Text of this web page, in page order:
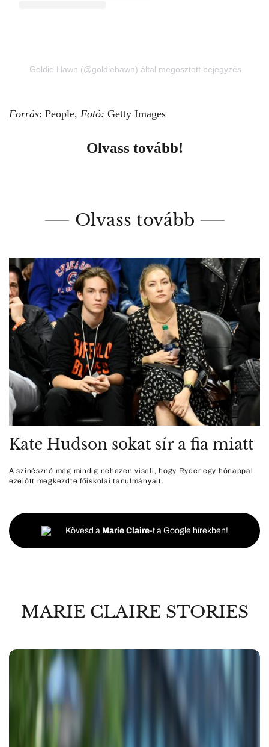
Goldie Hawn (@goldiehawn) által megosztott bejegyzés
Forrás: People, Fotó: Getty Images
Olvass tovább!
Olvass tovább
Kate Hudson sokat sír a fia miatt
A színésznő még mindig nehezen viseli, hogy Ryder egy hónappal
ezelőtt megkezdte főiskolai tanulmányait.
Kövesd a Marie Claire-t a Google hírekben!
MARIE CLAIRE STORIES